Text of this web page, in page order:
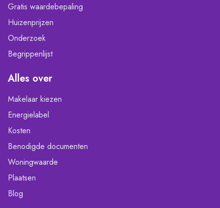
Gratis waardebepaling
Huizenprijzen
Onderzoek
Begrippenlijst
Alles over
Makelaar kiezen
Energielabel
Kosten
Benodigde documenten
Woningwaarde
Plaatsen
Blog